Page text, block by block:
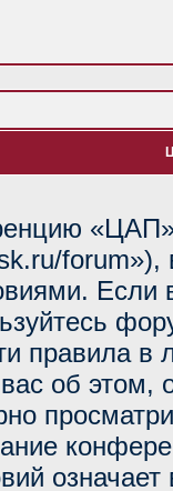
forum»),
Если
правила
об